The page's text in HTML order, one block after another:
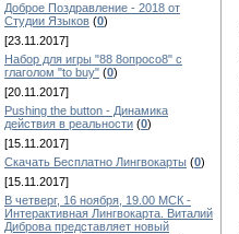
Доброе Поздравление - 2018 от
Студии Языков (0)
[23.11.2017]
Набор для игры "88 8опросо8" с
глаголом "to buy" (0)
[20.11.2017]
Pushing the button - Динамика
действия в реальности (0)
[15.11.2017]
Скачать Бесплатно Лингвокарты (0)
[15.11.2017]
В четверг, 16 ноября, 19.00 МСК -
Интерактивная Лингвокарта. Виталий
Диброва представляет новый